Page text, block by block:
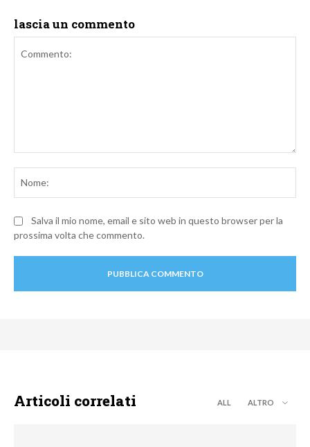
lascia un commento
Salva il mio nome, email e sito web in questo browser per la
prossima volta che commento.
Articoli correlati ALL ALTRO